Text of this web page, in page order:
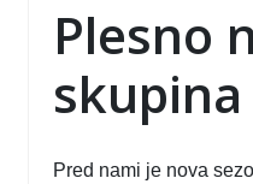
Plesno
skupina
Pred nami je nova